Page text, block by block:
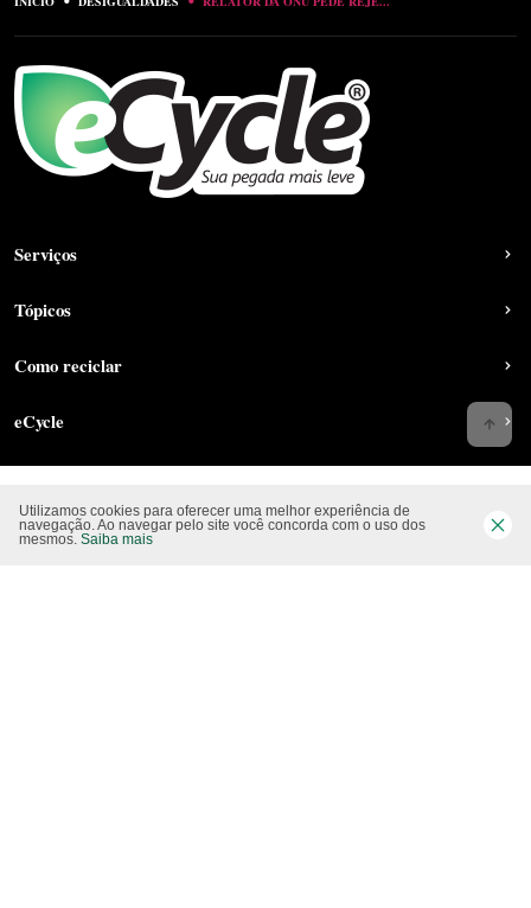
Serviços
Tópicos
Como reciclar
eCycle
Siga-nos nas rede sociais
Utilizamos cookies para oferecer uma melhor experiência de
navegação. Ao navegar pelo site você concorda com o uso dos
mesmos. Saiba mais